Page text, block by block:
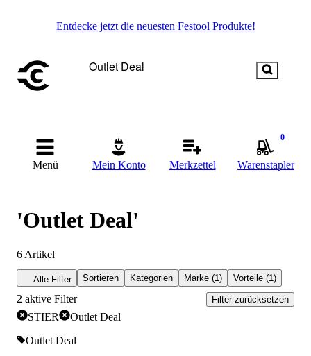
Entdecke jetzt die neuesten Festool Produkte!
Menü Mein Konto Merkzettel
0
Warenstapler
'Outlet Deal'
6 Artikel
Alle Filter Sortieren Kategorien Marke (1) Vorteile (1)
2 aktive Filter Filter zurücksetzen
STIER
Outlet Deal
Outlet Deal